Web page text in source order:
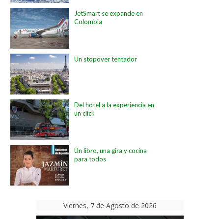
JetSmart se expande en
Colombia
Un stopover tentador
Del hotel a la experiencia en
un click
Un libro, una gira y cocina
para todos
Viernes, 7 de Agosto de 2026